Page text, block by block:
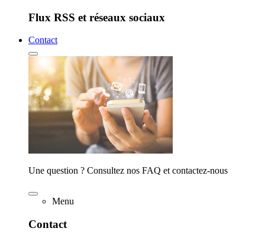
Flux RSS et réseaux sociaux
Contact
Une question ? Consultez nos FAQ et contactez-nous
Menu
Contact